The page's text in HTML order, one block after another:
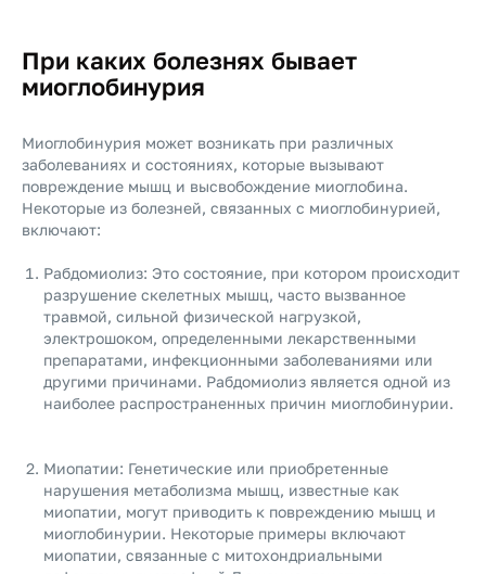
При каких болезнях бывает
миоглобинурия
Миоглобинурия может возникать при различных
заболеваниях и состояниях, которые вызывают
повреждение мышц и высвобождение миоглобина.
Некоторые из болезней, связанных с миоглобинурией,
включают:
Рабдомиолиз: Это состояние, при котором происходит
разрушение скелетных мышц, часто вызванное
травмой, сильной физической нагрузкой,
электрошоком, определенными лекарственными
препаратами, инфекционными заболеваниями или
другими причинами. Рабдомиолиз является одной из
наиболее распространенных причин миоглобинурии.
Миопатии: Генетические или приобретенные
нарушения метаболизма мышц, известные как
миопатии, могут приводить к повреждению мышц и
миоглобинурии. Некоторые примеры включают
миопатии, связанные с митохондриальными